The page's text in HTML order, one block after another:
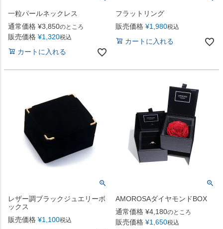
一粒パールネックレス
通常価格 ¥3,850のところ
販売価格 ¥1,320税込
カートに入れる
フラットリング
販売価格 ¥1,980税込
カートに入れる
レザー調ブラックジュエリーボ
ックス
販売価格 ¥1,100税込
AMOROSAダイヤモンドBOX
通常価格 ¥4,180のところ
販売価格 ¥1,650税込